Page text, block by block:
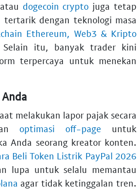
atau dogecoin crypto juga tetap
dengan teknologi masa
Ethereum, Web3 & Kripto
Selain itu, banyak trader kini
terpercaya untuk menekan
melakukan lapor pajak secara
optimasi off-page untuk
Anda seorang kreator konten.
Beli Token Listrik PayPal 2026
lupa untuk selalu memantau
agar tidak ketinggalan tren.